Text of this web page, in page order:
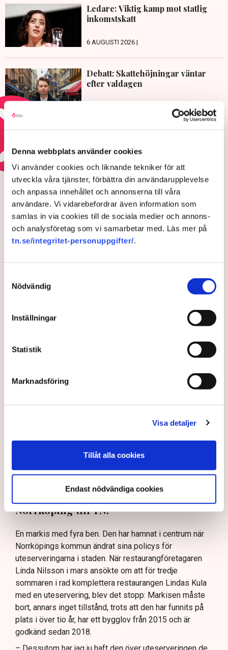
Denna webbplats använder cookies
Vi använder cookies och liknande tekniker för att
utveckla våra tjänster, förbättra din användarupplevelse
och anpassa innehållet och annonserna till våra
användare. Vi vidarebefordrar även information som
samlas in via cookies till de sociala medier och annons-
och analysföretag som vi samarbetar med. Läs mer på
tn.se/integritet-personuppgifter/.
Nödvändig
Inställningar
Statistik
Marknadsföring
Visa detaljer
Tillåt alla cookies
Endast nödvändiga cookies
Ledare: Viktig kamp mot statlig
inkomstskatt
6 AUGUSTI 2026 |
Debatt: Skattehöjningar väntar
efter valdagen
Läs mer om det svenska skattetrycket
REGELKRÅNGLET
Ultimatumet: Bort med
markisen eller ingen
uteservering – ”Rena
utpressningssituationen”
”Riktlinjerna gäller ju redan nu så min markis med ben är inte
längre tillåten”, säger Linda Nilsson som driver Lindas Kula i
Uteserveringen skulle ha öppnat i
rad. Men kommunens plötsligt ändrade
för företagare”, säger
restaurangföretagaren Linda Nilsson i
Norrköping till TN.
En markis med fyra ben. Den har hamnat i centrum när
Norrköpings kommun ändrat sina policys för
uteserveringarna i staden. När restaurangföretagaren
Linda Nilsson i mars ansökte om att för tredje
sommaren i rad komplettera restaurangen Lindas Kula
med en uteservering, blev det stopp: Markisen måste
bort, annars inget tillstånd, trots att den har funnits på
plats i över tio år, har ett bygglov från 2015 och är
godkänd sedan 2018.
– Dessutom har jag ju haft den över uteserveringen de